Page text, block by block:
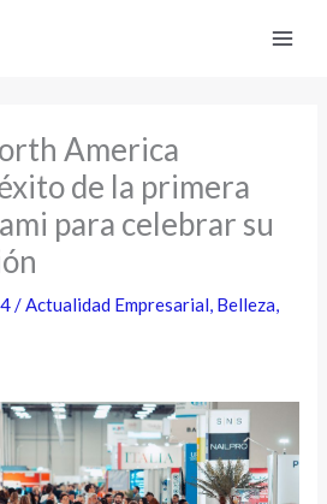
America
de la primera
para celebrar su
/Actualidad Empresarial, Belleza,